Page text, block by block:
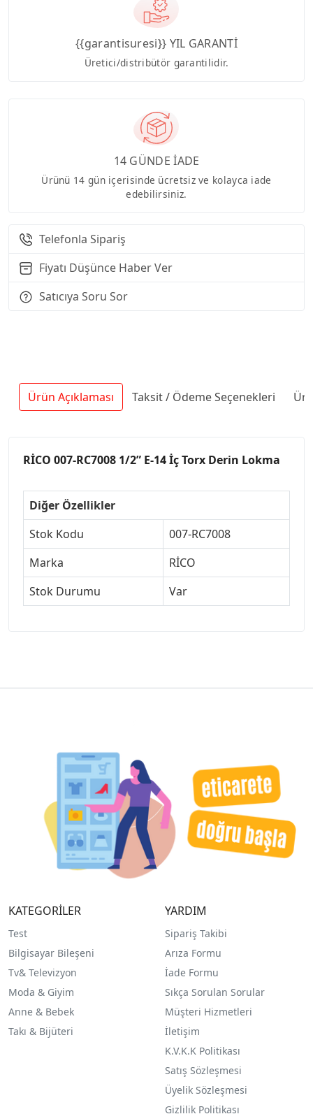
{{garantisuresi}} YIL GARANTİ
Üretici/distribütör garantilidir.
14 GÜNDE İADE
Ürünü 14 gün içerisinde ücretsiz ve kolayca iade
edebilirsiniz.
Telefonla Sipariş
Fiyatı Düşünce Haber Ver
Satıcıya Soru Sor
Ürün Açıklaması Taksit / Ödeme Seçenekleri
RİCO 007-RC7008 1/2” E-14 İç Torx Derin Lokma
Diğer Özellikler
Stok Kodu
007-RC7008
Marka
RİCO
Stok Durumu
Var
KATEGORİLER
Test
Bilgisayar Bileşeni
Tv& Televizyon
Moda & Giyim
Anne & Bebek
Takı & Bijüteri
YARDIM
Sipariş Takibi
Arıza Formu
İade Formu
Sıkça Sorulan Sorular
Müşteri Hizmetleri
İletişim
K.V.K.K Politikası
Satış Sözleşmesi
Üyelik Sözleşmesi
Gizlilik Politikası